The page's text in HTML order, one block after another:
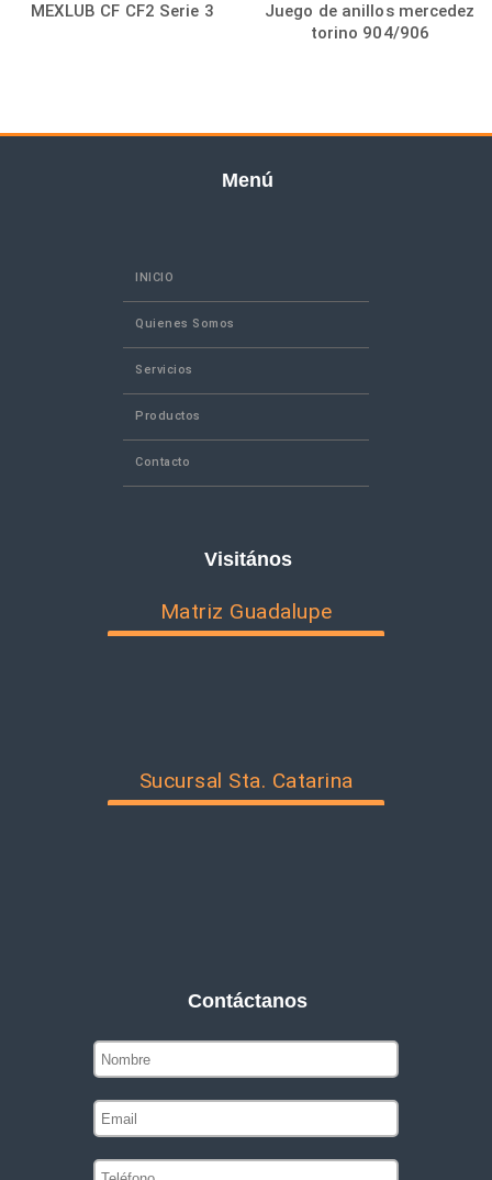
MEXLUB CF CF2 Serie 3
Juego de anillos mercedez
torino 904/906
Menú
INICIO
Quienes Somos
Servicios
Productos
Contacto
Visitános
Matriz Guadalupe
Sucursal Sta. Catarina
Contáctanos